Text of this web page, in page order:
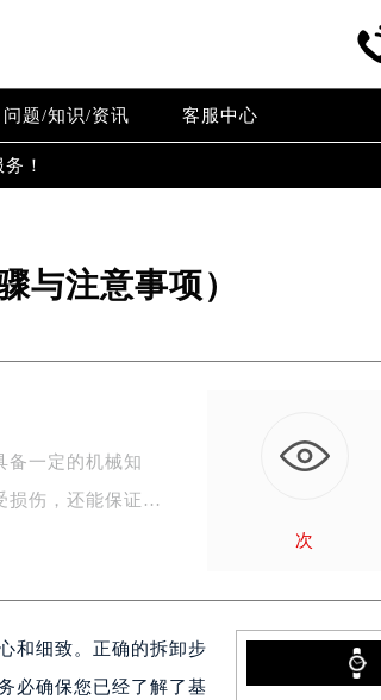
问题/知识/资讯 客服中心
！
与注意事项）
备一定的机械知
损伤，还能保证…
次
和细致。正确的拆卸步
必确保您已经了解了基